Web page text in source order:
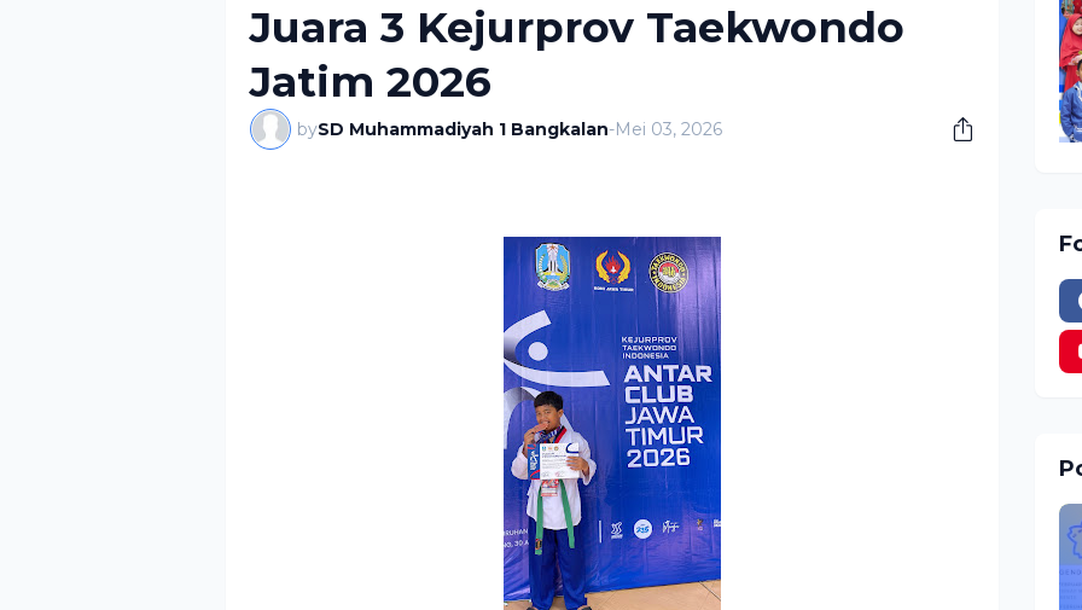
Juara 3 Kejurprov Taekwondo
Jatim 2026
bySD Muhammadiyah 1 Bangkalan-Mei 03, 2026